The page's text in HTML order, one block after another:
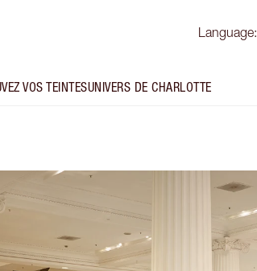
Language:
VOS TEINTESUNIVERS DE CHARLOTTE